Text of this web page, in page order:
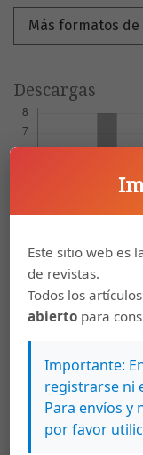
Más formatos de
Descargas
Maricela
los
3 (2015):
Este sitio web es
de revistas.
Todos los
abierto para
Importante:
registrarse ni
Para envíos y
por favor